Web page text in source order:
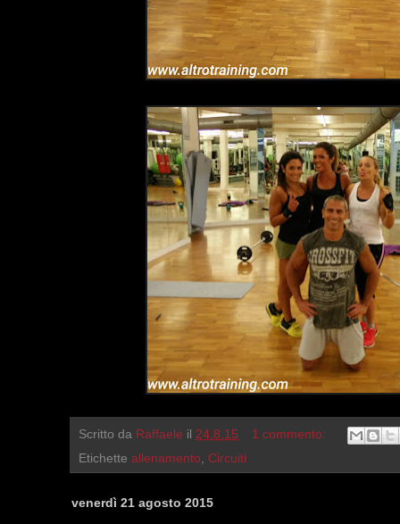
Scritto da Raffaele il 24.8.15
1 commento:
Etichette allenamento Circuiti
venerdì 21 agosto 2015